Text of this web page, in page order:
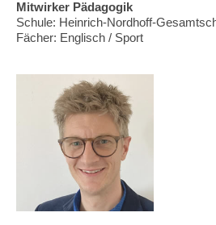
Mitwirker Pädagogik
Schule: Heinrich-Nordhoff-
Fächer: Englisch / Sport